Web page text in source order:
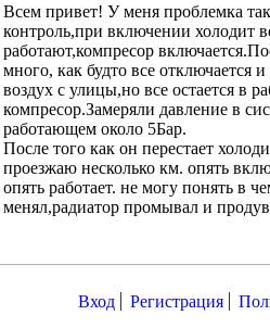
Всем привет! У меня проблемка
контроль,при включении холодит
работают,компресор
много, как будто все отключается
воздух с улицы,но все остается в
компресор.Замеряли давление в
работающем около 5Бар.
После того как он перестает
проезжаю несколько км. опять
опять работает. не могу понять в
менял,радиатор промывал и
Вход Регистрация